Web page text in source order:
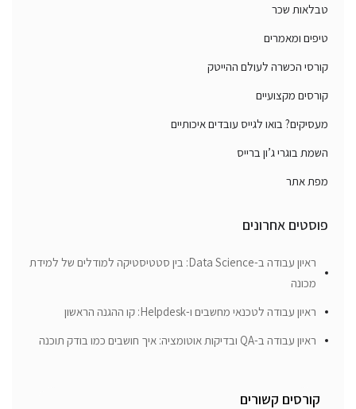
טבלאות שכר
טיפים ומאמרים
קורסי הכשרה לעולם ההייטק
קורסים מקצועיים
מעסיקים? בואו לגייס עובדים איכותיים
השמת בוגרי ג’ון ברייס
מפת אתר
פוסטים אחרונים
ראיון עבודה ב-Data Science: בין סטטיסטיקה למודלים של למידת
מכונה
ראיון עבודה לטכנאי מחשבים ו-Helpdesk: קו ההגנה הראשון
ראיון עבודה ב-QA ובדיקות אוטומציה: איך חושבים כמו בודק תוכנה
קורסים קשורים